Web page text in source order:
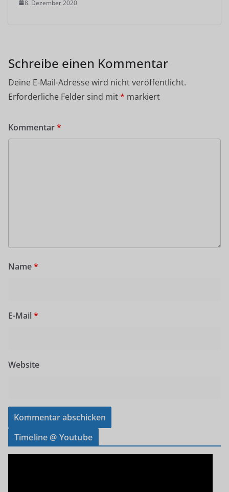
8. Dezember 2020
Schreibe einen Kommentar
Deine E-Mail-Adresse wird nicht veröffentlicht.
Erforderliche Felder sind mit* markiert
Kommentar*
Name*
E-Mail *
Website
Timeline @ Youtube